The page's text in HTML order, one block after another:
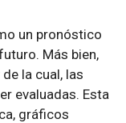
un pronóstico
Más bien,
la cual, las
evaluadas. Esta
gráficos